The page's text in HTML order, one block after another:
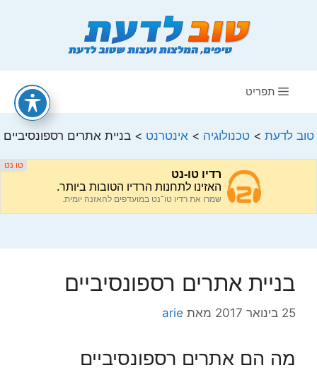
תפריט
טוב לדעת >טכנולוגיה >אינטרנט >בניית אתרים רספונסיביים
בניית אתרים רספונסיביים
25 בינואר 2017 מאת arie
מה הם אתרים רספונסיביים